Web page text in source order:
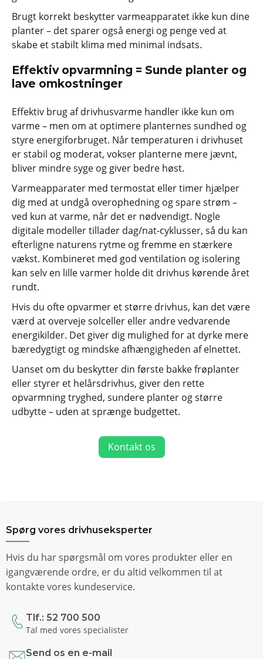
Brugt korrekt beskytter varmeapparatet ikke kun dine
planter – det sparer også energi og penge ved at
skabe et stabilt klima med minimal indsats.
Effektiv opvarmning = Sunde planter og
lave omkostninger
Effektiv brug af drivhusvarme handler ikke kun om
varme – men om at optimere planternes sundhed og
styre energiforbruget. Når temperaturen i drivhuset
er stabil og moderat, vokser planterne mere jævnt,
bliver mindre syge og giver bedre høst.
Varmeapparater med termostat eller timer hjælper
dig med at undgå overophedning og spare strøm –
ved kun at varme, når det er nødvendigt. Nogle
digitale modeller tillader dag/nat-cyklusser, så du kan
efterligne naturens rytme og fremme en stærkere
vækst. Kombineret med god ventilation og isolering
kan selv en lille varmer holde dit drivhus kørende året
rundt.
Hvis du ofte opvarmer et større drivhus, kan det være
værd at overveje solceller eller andre vedvarende
energikilder. Det giver dig mulighed for at dyrke mere
bæredygtigt og mindske afhængigheden af elnettet.
Uanset om du beskytter din første bakke frøplanter
eller styrer et helårsdrivhus, giver den rette
opvarmning tryghed, sundere planter og større
udbytte – uden at sprænge budgettet.
Kontakt os
Spørg vores drivhuseksperter
Hvis du har spørgsmål om vores produkter eller en
igangværende ordre, er du altid velkommen til at
kontakte vores kundeservice.
Tlf.: 52 700 500
Tal med vores specialister
Send os en e-mail